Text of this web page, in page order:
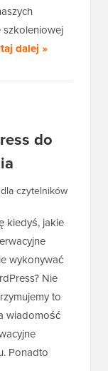
szkoleniowej
dalej »
do
czytelników
kiedyś, jakie
wykonywać
Nie
to
wiadomość
Ponadto